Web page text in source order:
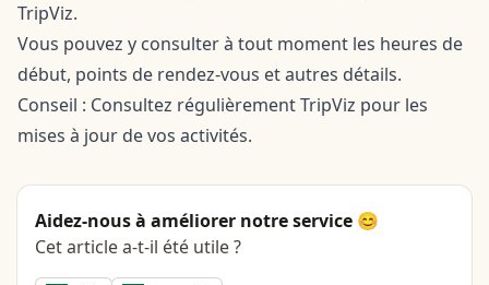
TripViz.
Vous pouvez y consulter à tout moment les heures de
début, points de rendez-vous et autres détails.
Conseil : Consultez régulièrement TripViz pour les
mises à jour de vos activités.
Aidez-nous à améliorer notre service 😊
Cet article a-t-il été utile ?